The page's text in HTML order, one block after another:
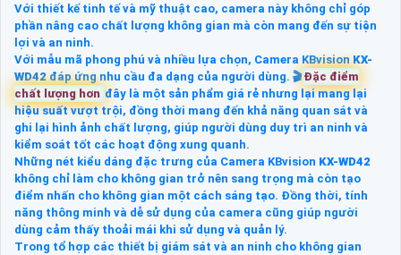
Với thiết kế tinh tế và mỹ thuật cao, camera này không chỉ góp
phần nâng cao chất lượng không gian mà còn mang đến sự tiện
lợi và an ninh.
Với mẫu mã phong phú và nhiều lựa chọn, Camera KBvisionKX-
WD42đáp ứng nhu cầu đa dạng của người dùng. 🎬 Đặc điểm
chất lượng hơn đây là một sản phẩm giá rẻ nhưng lại mang lại
hiệu suất vượt trội, đồng thời mang đến khả năng quan sát và
ghi lại hình ảnh chất lượng, giúp người dùng duy trì an ninh và
kiểm soát tốt các hoạt động xung quanh.
Những nét kiểu dáng đặc trưng của Camera KBvision KX-WD42
không chỉ làm cho không gian trở nên sang trọng mà còn tạo
điểm nhấn cho không gian một cách sáng tạo. Đồng thời, tính
năng thông minh và dễ sử dụng của camera cũng giúp người
dùng cảm thấy thoải mái khi sử dụng và quản lý.
Trong tổ hợp các thiết bị giám sát và an ninh cho không gian